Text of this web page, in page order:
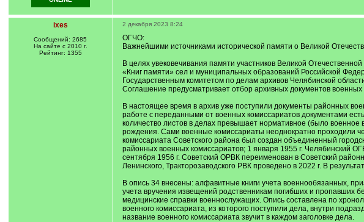
ixes
Сообщений: 2685
На сайте с 2010 г.
Рейтинг: 1355
2 декабря 2023 8:24
ОГЧО:
Важнейшими источниками исторической памяти о Великой
В целях увековечивания памяти участников Великой
«Книг памяти» сел и муниципальных образований Российской
Государственным комитетом по делам архивов Челябинской
Соглашение предусматривает отбор архивных документов
В настоящее время в архив уже поступили документы районных
работе с переданными от военных комиссариатов документами
количество листов в делах превышает нормативное (было
рождения. Сами военные комиссариаты неоднократно проходили
комиссариата Советского района был создан объединенный
районных военных комиссариатов; 1 января 1955 г.
сентября 1956 г. Советский ОРВК переименован в Советский
Ленинского, Тракторозаводского РВК проведено в 2022 г. В
В опись 34 внесены: алфавитные книги учета военнообязанных,
учета вручения извещений родственникам погибших и пропавших
медицинские справки военнослужащих. Опись составлена по
военного комиссариата, из которого поступили дела, внутри
название военного комиссариата звучит в каждом заголовке дела.